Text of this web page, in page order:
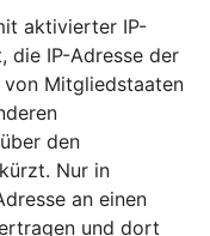
aktivierter IP-
die IP-Adresse der
Mitgliedstaaten
den
Nur in
an einen
und dort